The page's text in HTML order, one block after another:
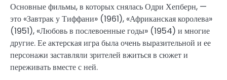
Основные фильмы, в которых снялась Одри Хепберн, —
это «Завтрак у Тиффани» (1961), «Африканская королева»
(1951), «Любовь в послевоенные годы» (1954) и многие
другие. Ее актерская игра была очень выразительной и ее
персонажи заставляли зрителей вжиться в сюжет и
переживать вместе с ней.